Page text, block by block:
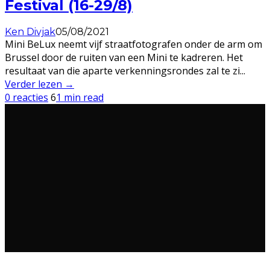
Festival (16-29/8)
Ken Divjak05/08/2021
Mini BeLux neemt vijf straatfotografen onder de arm om
Brussel door de ruiten van een Mini te kadreren. Het
resultaat van die aparte verkenningsrondes zal te zi...
Verder lezen →
0 reacties 61 min read